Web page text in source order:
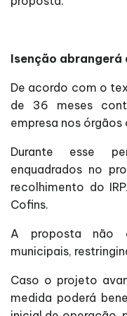
Isenção
De acordo com o
de 36 meses
empresa nos
Durante esse
enquadrados no
recolhimento do
Cofins.
A proposta não
municipais,
Caso o projeto
medida poderá